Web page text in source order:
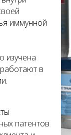
иммунной
изучена
в
патентов